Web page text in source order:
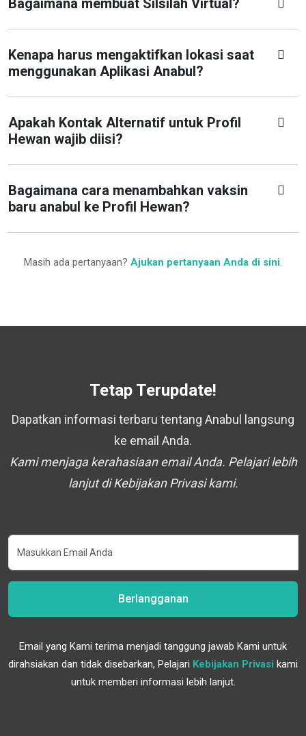
Bagaimana membuat Silsilah Virtual?
Kenapa harus mengaktifkan lokasi saat
menggunakan Aplikasi Anabul?
Apakah Kontak Alternatif untuk Profil
Hewan wajib diisi?
Bagaimana cara menambahkan vaksin
baru anabul ke Profil Hewan?
Masih ada pertanyaan? Ajukan pertanyaan Anda di sini.
Tetap Terupdate!
Dapatkan informasi terbaru tentang Anabul langsung
ke email Anda.
Kami menjaga kerahasiaan email Anda. Pelajari lebih
lanjut di Kebijakan Privasi kami.
Berlangganan
Email yang Kami terima menjadi tanggung jawab Kami untuk
dirahsiakan dan tidak disebarkan, Pelajari Kebijakan Privasi kami
untuk memberi informasi lebih lanjut.